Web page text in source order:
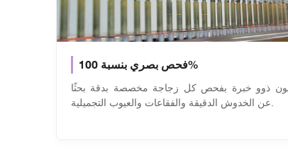
فحص بصري بنسبة 100%
ذوو خبرة بفحص كل زجاجة مخصصة بدقة بحثًا
عن الخدوش الدقيقة والفقاعات والعيوب التجميلية.